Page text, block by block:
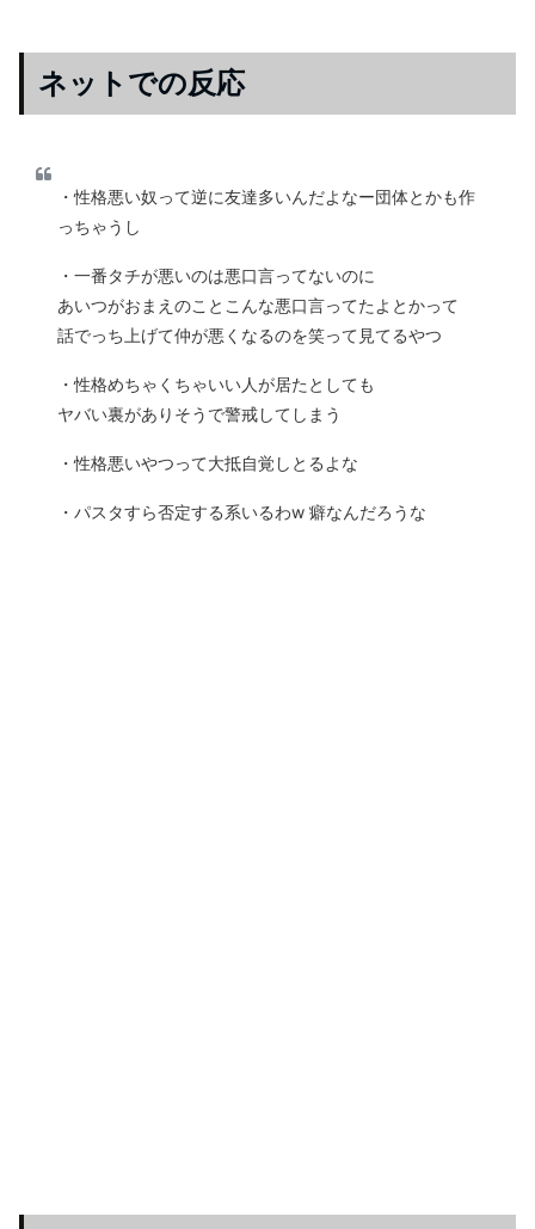
ネットでの反応
・性格悪い奴って逆に友達多いんだよなー団体とかも作
っちゃうし
・一番タチが悪いのは悪口言ってないのに
あいつがおまえのことこんな悪口言ってたよとかって
話でっち上げて仲が悪くなるのを笑って見てるやつ
・性格めちゃくちゃいい人が居たとしても
ヤバい裏がありそうで警戒してしまう
・性格悪いやつって大抵自覚しとるよな
・パスタすら否定する系いるわw 癖なんだろうな